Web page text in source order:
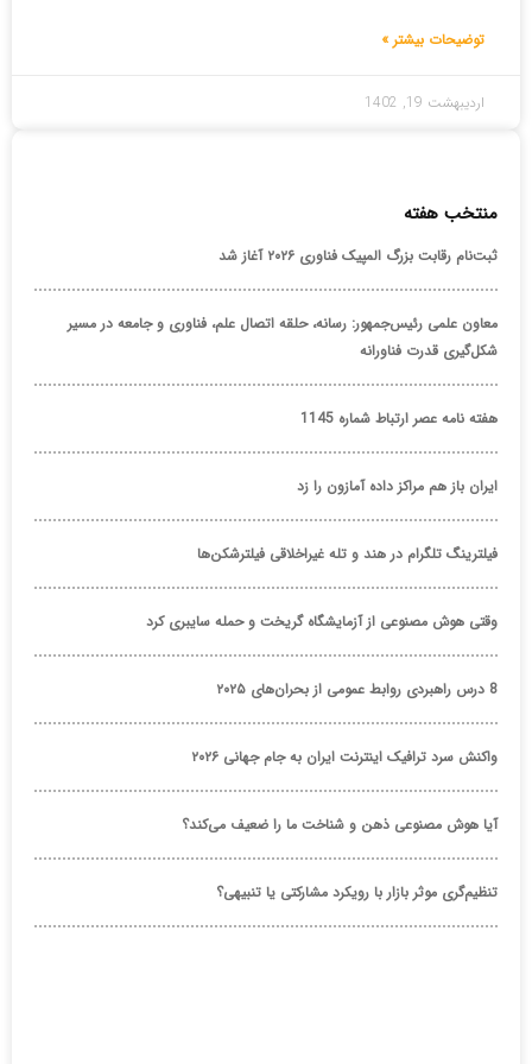
توضیحات بیشتر »
اردیبهشت 19, 1402
منتخب هفته
ثبت‌نام رقابت بزرگ المپیک فناوری ۲۰۲۶ آغاز شد
معاون علمی رئیس‌جمهور: رسانه، حلقه اتصال علم، فناوری و جامعه در مسیر
شکل‌گیری قدرت فناورانه
هفته نامه عصر ارتباط شماره 1145
ایران باز هم مراکز داده آمازون را زد
فیلترینگ تلگرام در هند و تله غیراخلاقی فیلترشکن‌ها
وقتی هوش مصنوعی از آزمایشگاه گریخت و حمله سایبری کرد
8 درس راهبردی روابط عمومی از بحران‌های ۲۰۲۵
واکنش سرد ترافیک اینترنت ایران به جام جهانی ۲۰۲۶
آیا هوش مصنوعی ذهن و شناخت ما را ضعیف می‌کند؟
تنظیم‌گری موثر بازار با رویکرد مشارکتی یا تنبیهی؟